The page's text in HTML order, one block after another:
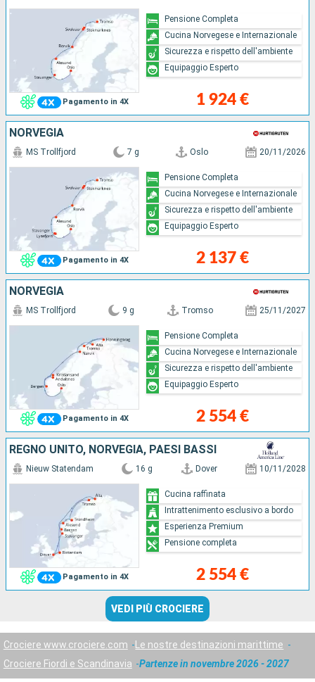
Pagamento in 4X 1 924 €
Pensione Completa
Cucina Norvegese e Internazionale
Sicurezza e rispetto dell'ambiente
Equipaggio Esperto
NORVEGIA
Pagamento in 4X
MS Trollfjord 7 g Oslo 20/11/2026
2 137 €
Pensione Completa
Cucina Norvegese e Internazionale
Sicurezza e rispetto dell'ambiente
Equipaggio Esperto
NORVEGIA
Pagamento in 4X
MS Trollfjord 9 g Tromso 25/11/2027
2 554 €
Pensione Completa
Cucina Norvegese e Internazionale
Sicurezza e rispetto dell'ambiente
Equipaggio Esperto
REGNO UNITO, NORVEGIA, PAESI BASSI
Pagamento in 4X
Nieuw Statendam 16 g Dover 10/11/2028
2 554 €
Cucina raffinata
Intrattenimento esclusivo a bordo
Esperienza Premium
Pensione completa
VEDI PIÙ CROCIERE
Crociere www.crociere.com
Le nostre destinazioni marittime
Crociere Fiordi e Scandinavia
Partenze in novembre 2026 - 2027